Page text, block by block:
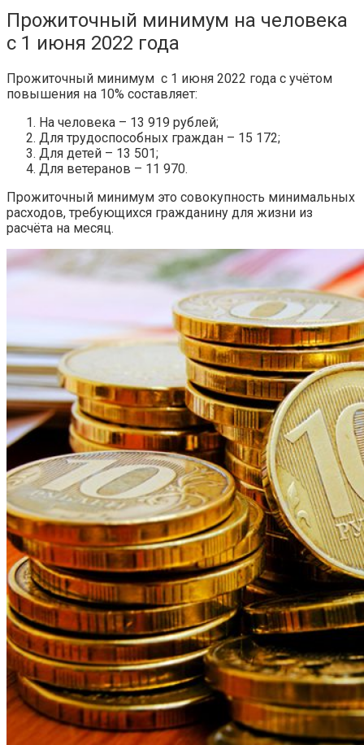
Прожиточный минимум на человека
с 1 июня 2022 года
Прожиточный минимум с 1 июня 2022 года с учётом
повышения на 10% составляет:
На человека – 13 919 рублей;
Для трудоспособных граждан – 15 172;
Для детей – 13 501;
Для ветеранов – 11 970.
Прожиточный минимум это совокупность минимальных
расходов, требующихся гражданину для жизни из
расчёта на месяц.